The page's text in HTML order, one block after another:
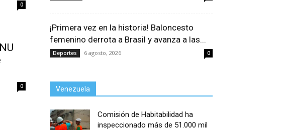
0
0
¡Primera vez en la historia! Baloncesto
femenino derrota a Brasil y avanza a las...
Deportes 6 agosto, 2026 0
Venezuela
Comisión de Habitabilidad ha
inspeccionado más de 51.000 mil